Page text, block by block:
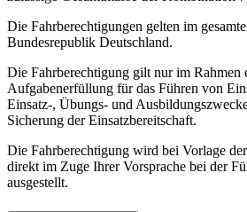
Die Fahrberechtigungen gelten im
Bundesrepublik Deutschland.
Die Fahrberechtigung gilt nur im Rahmen
Aufgabenerfüllung für das Führen von
Einsatz-, Übungs- und
Sicherung der Einsatzbereitschaft.
Die Fahrberechtigung wird bei Vorlage
direkt im Zuge Ihrer Vorsprache bei der
ausgestellt.